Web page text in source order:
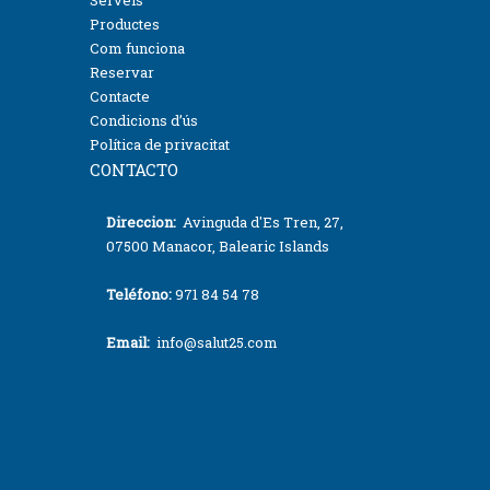
Productes
Com funciona
Reservar
Contacte
Condicions d’ús
Política de privacitat
CONTACTO
Direccion: Avinguda d'Es Tren, 27,
07500 Manacor, Balearic Islands
Teléfono:971 84 54 78
Email: info@salut25.com